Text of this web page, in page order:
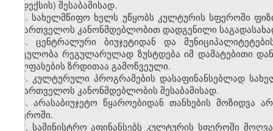
კოდექსის) შესაბამისად.
3. სახელმწიფო ხელს უწყობს კულტურის სფეროში
საქართველოს კანონმდებლობით დადგენილი
4. ცენტრალური ბიუჯეტიდან და
მოცულობა რეგულარულად ზუსტდება იმ დამატებითი
ხელფასების ზრდითაა გამოწვეული.
5. კულტურული პროგრამების დასაფინანსებლად
საქართველოს კანონმდებლობის შესაბამისად.
6. არასაბიუჯეტო წყაროებიდან თანხების მოზიდვა
სფეროში.
7. სამინისტრო აფინანსებს კულტურის სფეროში